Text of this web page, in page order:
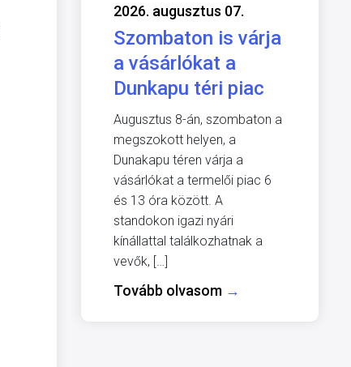
2026. augusztus 07.
Szombaton is várja
a vásárlókat a
Dunkapu téri piac
Augusztus 8-án, szombaton a
megszokott helyen, a
Dunakapu téren várja a
vásárlókat a termelői piac 6
és 13 óra között. A
standokon igazi nyári
kínállattal találkozhatnak a
vevők, […]
Tovább olvasom →